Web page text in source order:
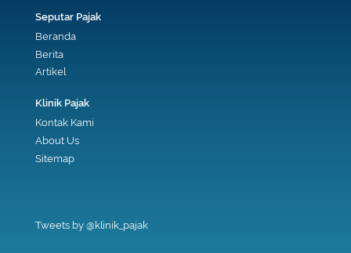
Seputar Pajak
Beranda
Berita
Artikel
Klinik Pajak
Kontak Kami
About Us
Sitemap
Tweets by @klinik_pajak